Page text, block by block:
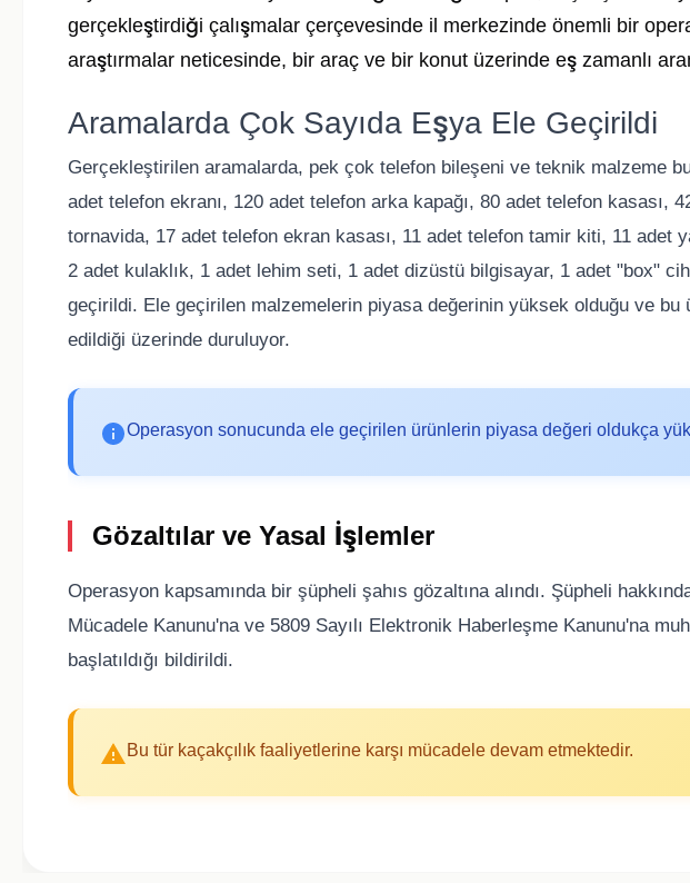
gerçekleştirdiği çalışmalar çerçevesinde il merkezinde önemli bir
araştırmalar neticesinde, bir araç ve bir konut üzerinde eş zamanlı
Aramalarda Çok Sayıda Eşya Ele Geçirildi
Gerçekleştirilen aramalarda, pek çok telefon bileşeni ve teknik malzeme
adet telefon ekranı, 120 adet telefon arka kapağı, 80 adet telefon kasası,
tornavida, 17 adet telefon ekran kasası, 11 adet telefon tamir kiti, 11 adet
2 adet kulaklık, 1 adet lehim seti, 1 adet dizüstü bilgisayar, 1 adet "box"
geçirildi. Ele geçirilen malzemelerin piyasa değerinin yüksek olduğu ve bu
edildiği üzerinde duruluyor.
Operasyon sonucunda ele geçirilen ürünlerin piyasa değeri oldukça
Gözaltılar ve Yasal İşlemler
Operasyon kapsamında bir şüpheli şahıs gözaltına alındı. Şüpheli
Mücadele Kanunu'na ve 5809 Sayılı Elektronik Haberleşme Kanunu'na
başlatıldığı bildirildi.
Bu tür kaçakçılık faaliyetlerine karşı mücadele devam etmektedir.